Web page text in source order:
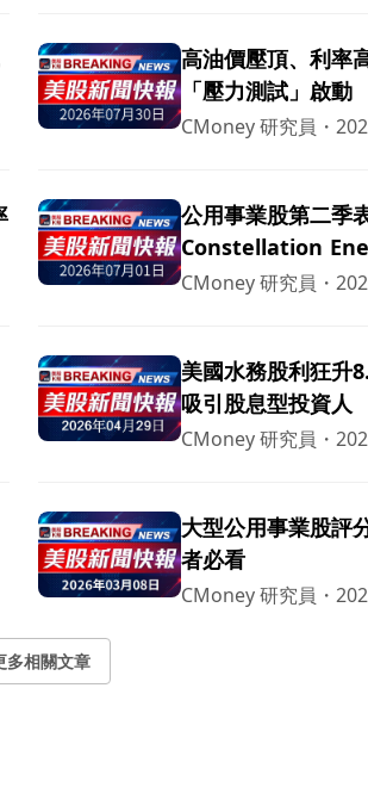
高油價壓頂、利率
「壓力測試」啟動
CMoney 研究員 ・
公用事業股第二季
Constellation
CMoney 研究員 ・
美國水務股利狂升
吸引股息型投資人
CMoney 研究員 ・
大型公用事業股評
者必看
CMoney 研究員 ・
多相關文章